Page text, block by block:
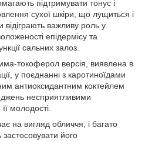
підтримувати тонус і
сухої шкіри, що лущиться і
відіграють важливу роль у
епідермісу та
сальних залоз.
токоферол версія, виявлена в
у поєднанні з каротиноїдами
антиоксидантним коктейлем
несприятливими
молодості.
на вигляд обличчя, і багато
його